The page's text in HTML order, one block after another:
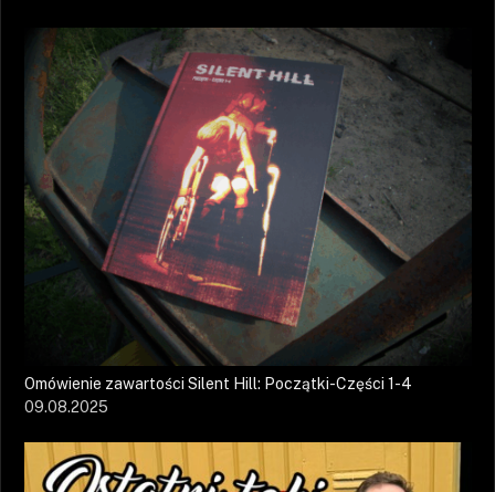
Omówienie zawartości Silent Hill: Początki-Części 1-4
09.08.2025